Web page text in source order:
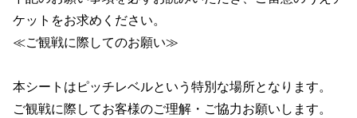
ケットをお求めください。
≪ご観戦に際してのお願い≫
本シートはピッチレベルという特別な場所となります。
ご観戦に際してお客様のご理解・ご協力お願いします。